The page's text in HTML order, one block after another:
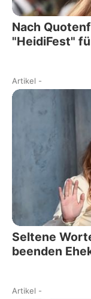
Nach
"HeidiFest"
Artikel -
Seltene
beenden
Artikel -